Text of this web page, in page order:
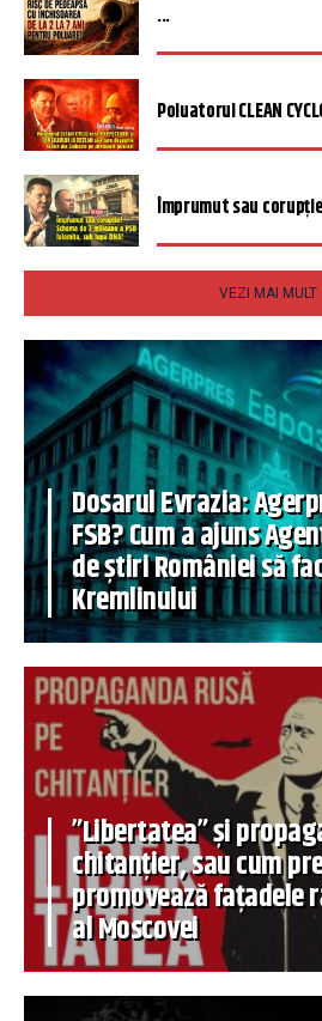
...
Poluatorul CLEAN
Împrumut sau
VEZI MAI MULT
Dosarul Evrazia:
FSB? Cum a ajuns
de știri României să
Kremlinului
”Libertatea” și
chitanțier, sau cum
promovează fațadele
al Moscovei